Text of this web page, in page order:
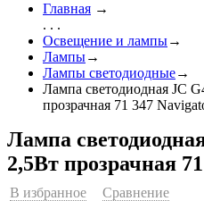
Главная →
. . .
Освещение и лампы→
Лампы→
Лампы светодиодные→
Лампа светодиодная JC
прозрачная 71 347
Лампа
2,5Вт прозрачная
В избранное Сравнение